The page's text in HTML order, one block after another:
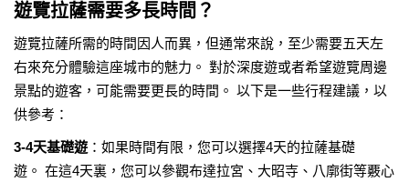
遊覽拉薩需要多長時間？
遊覽拉薩所需的時間因人而異，但通常來說，至少需要五天左
右來充分體驗這座城市的魅力。 對於深度遊或者希望遊覽周邊
景點的遊客，可能需要更長的時間。 以下是一些行程建議，以
供參考：
3-4天基礎遊 ：如果時間有限，您可以選擇4天的拉薩基礎
遊。 在這4天裏，您可以參觀布達拉宮、大昭寺、八廓街等覈心